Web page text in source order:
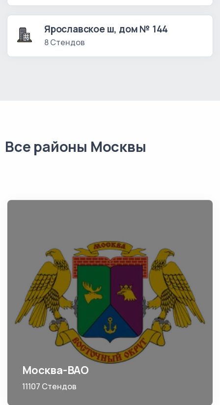
Ярославское ш, дом № 144
8 Стендов
Все районы Москвы
Москва-ВАО
11107 Стендов